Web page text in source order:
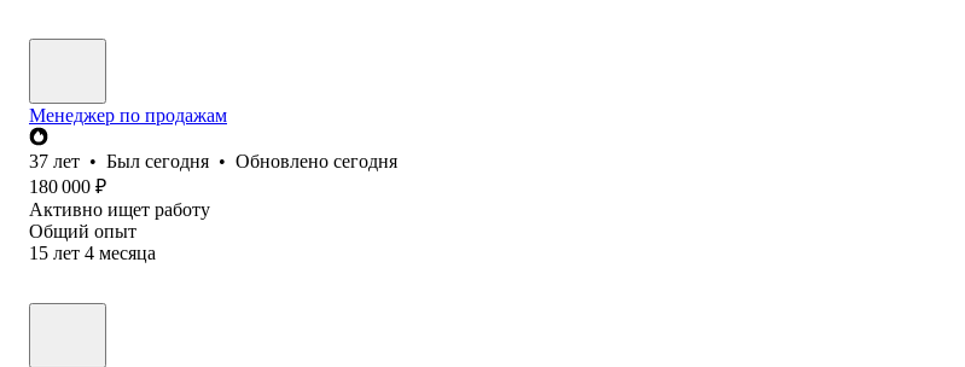
Менеджер по продажам
37 лет • Был сегодня • Обновлено сегодня
180 000 ₽
Активно ищет работу
Общий опыт
15 лет 4 месяца